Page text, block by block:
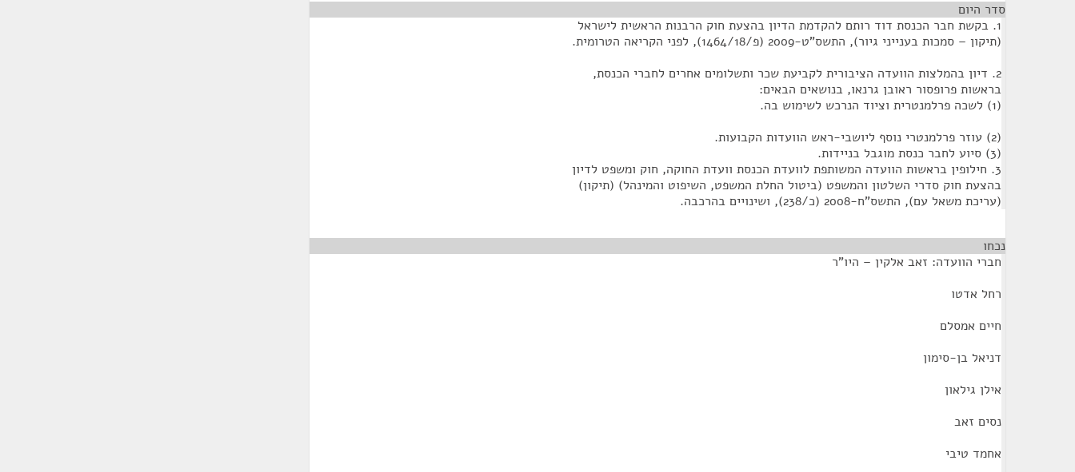
סדר היום
1. בקשת חבר הכנסת דוד רותם להקדמת הדיון בהצעת חוק הרבנות הראשית לישראל
(תיקון – סמכות בענייני גיור), התשס"ט-2009 (פ/1464/18), לפני הקריאה הטרומית.
2. דיון בהמלצות הוועדה הציבורית לקביעת שכר ותשלומים אחרים לחברי הכנסת,
בראשות פרופסור ראובן גרנאו, בנושאים הבאים:
(1) לשכה פרלמנטרית וציוד הנרכש לשימוש בה.
(2) עוזר פרלמנטרי נוסף ליושבי-ראש הוועדות הקבועות.
(3) סיוע לחבר כנסת מוגבל בניידות.
3. חילופין בראשות הוועדה המשותפת לוועדת הכנסת וועדת החוקה, חוק ומשפט לדיון
בהצעת חוק סדרי השלטון והמשפט (ביטול החלת המשפט, השיפוט והמינהל) (תיקון)
(עריכת משאל עם), התשס"ח-2008 (כ/238), ושינויים בהרכבה.
נכחו
חברי הוועדה: זאב אלקין – היו"ר
רחל אדטו
חיים אמסלם
דניאל בן-סימון
אילן גילאון
נסים זאב
אחמד טיבי